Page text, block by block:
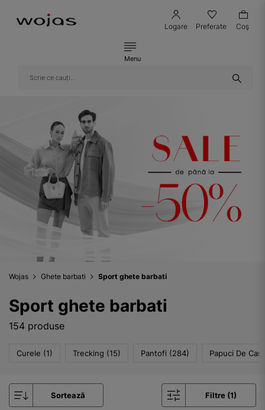
Logare Preferate Coş
Menu
Wojas Ghete barbati Sport ghete barbati
Sport ghete barbati
154 produse
Curele (1) Trecking (15) Pantofi (284) Papuci De
Sortează Filtre (1)